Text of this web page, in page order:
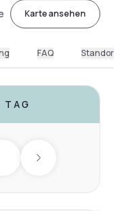
Karte ansehen
FAQ
TAG
Next day